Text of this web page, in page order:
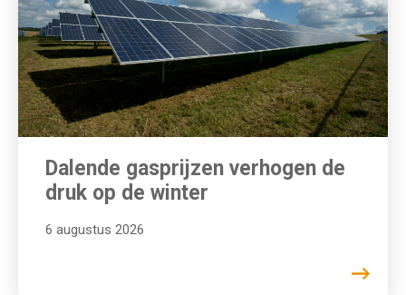
Dalende gasprijzen verhogen de
druk op de winter
6 augustus 2026